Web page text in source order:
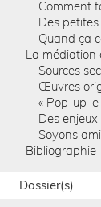
Quand ça
Sources
Œuvres
« Pop-up
Soyons
Bibliographie
Dossier(s)